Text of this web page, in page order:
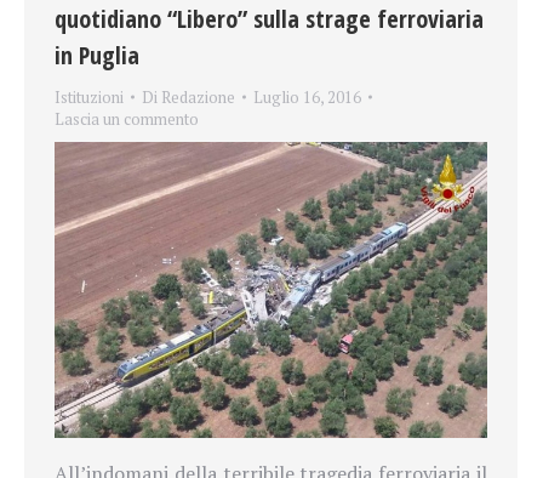
quotidiano “Libero” sulla strage ferroviaria
in Puglia
Istituzioni Di Redazione
Luglio 16, 2016
Lascia un commento